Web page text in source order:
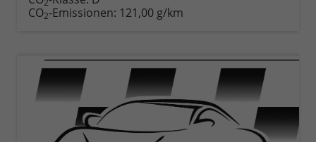
2
CO2-Emissionen: 121,00 g/km